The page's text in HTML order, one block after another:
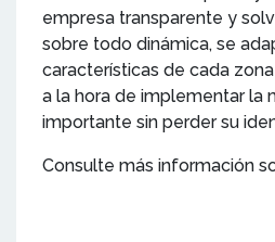
empresa transparente y
sobre todo dinámica, se
características de cada
a la hora de implementar la
importante sin perder su
Consulte más información